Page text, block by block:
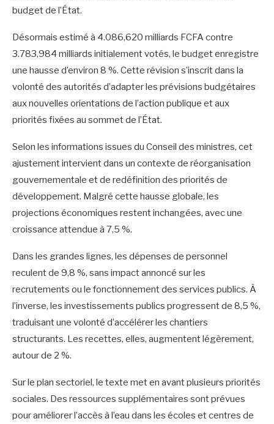
budget de l’État.
Désormais estimé à 4.086,620 milliards FCFA contre
3.783,984 milliards initialement votés, le budget enregistre
une hausse d’environ 8 %. Cette révision s’inscrit dans la
volonté des autorités d’adapter les prévisions budgétaires
aux nouvelles orientations de l’action publique et aux
priorités fixées au sommet de l’État.
Selon les informations issues du Conseil des ministres, cet
ajustement intervient dans un contexte de réorganisation
gouvernementale et de redéfinition des priorités de
développement. Malgré cette hausse globale, les
projections économiques restent inchangées, avec une
croissance attendue à 7,5 %.
Dans les grandes lignes, les dépenses de personnel
reculent de 9,8 %, sans impact annoncé sur les
recrutements ou le fonctionnement des services publics. À
l’inverse, les investissements publics progressent de 8,5 %,
traduisant une volonté d’accélérer les chantiers
structurants. Les recettes, elles, augmentent légèrement,
autour de 2 %.
Sur le plan sectoriel, le texte met en avant plusieurs priorités
sociales. Des ressources supplémentaires sont prévues
pour améliorer l’accès à l’eau dans les écoles et centres de